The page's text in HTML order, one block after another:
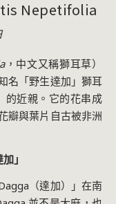
Nepetifolia
，中文又稱獅耳草）
名「野生達加」獅耳
的近親。它的花串成
瓣與葉片自古被非洲
」
（達加）」在南